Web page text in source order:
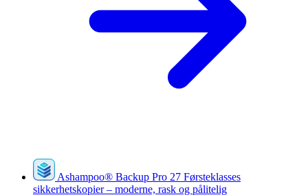
Ashampoo® Backup Pro 27 Førsteklasses
sikkerhetskopier – moderne, rask og pålitelig